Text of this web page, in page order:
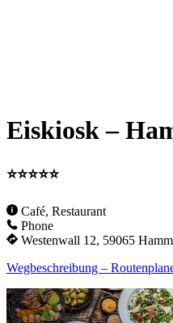
Eiskiosk –
⭐⭐⭐⭐⭐
Café, Restaurant
Phone
Westenwall 12, 59065 Hamm
Wegbeschreibung –